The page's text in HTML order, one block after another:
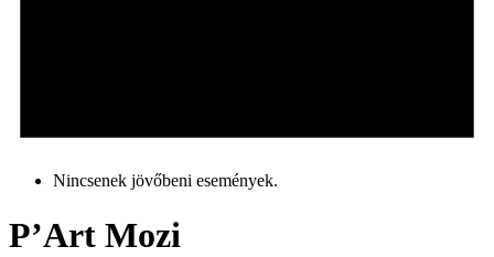
Nincsenek jövőbeni események.
P’Art Mozi